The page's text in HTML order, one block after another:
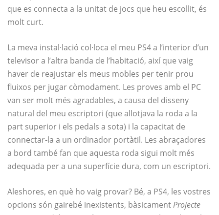
que es connecta a la unitat de jocs que heu escollit, és
molt curt.
La meva instal·lació col·loca el meu PS4 a l’interior d’un
televisor a l’altra banda de l’habitació, així que vaig
haver de reajustar els meus mobles per tenir prou
fluixos per jugar còmodament. Les proves amb el PC
van ser molt més agradables, a causa del disseny
natural del meu escriptori (que allotjava la roda a la
part superior i els pedals a sota) i la capacitat de
connectar-la a un ordinador portàtil. Les abraçadores
a bord també fan que aquesta roda sigui molt més
adequada per a una superfície dura, com un escriptori.
Aleshores, en què ho vaig provar? Bé, a PS4, les vostres
opcions són gairebé inexistents, bàsicamentProjecte